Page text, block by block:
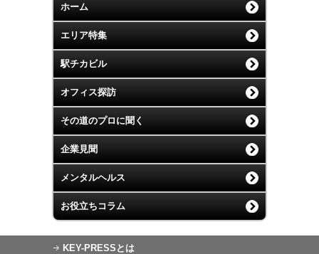
ホーム
エリア特集
駅チカビル
オフィス探訪
その道のプロに聞く
企業見聞
メンタルヘルス
お役立ちコラム
KEY-PRESSとは